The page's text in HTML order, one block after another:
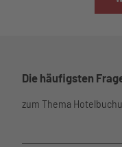
Die häufigsten
zum Thema